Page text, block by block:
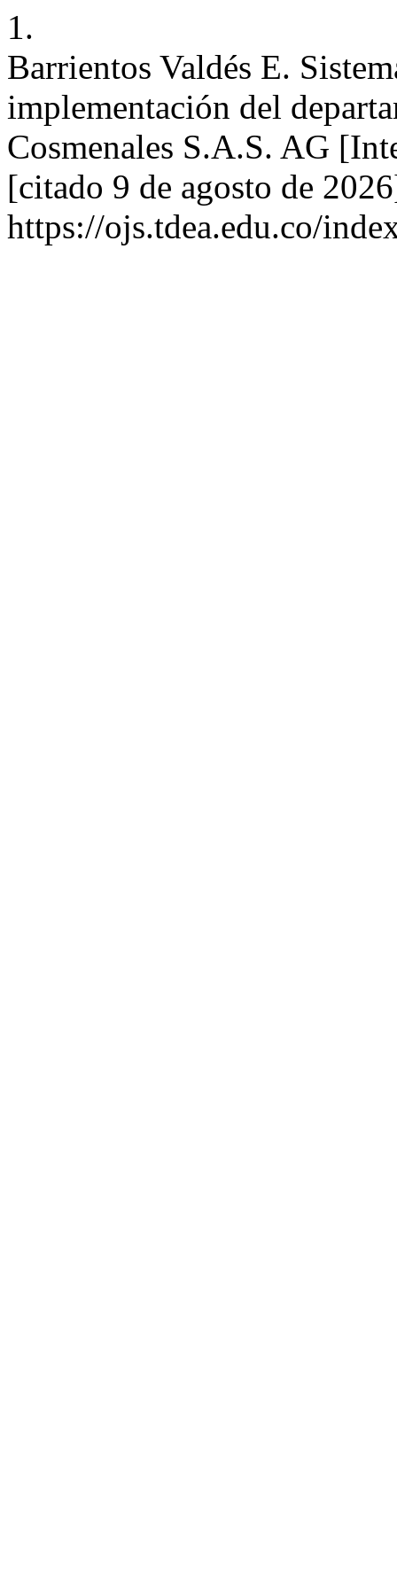
1.
Barrientos Valdés E.
implementación del
Cosmenales S.A.S. AG
[citado 9 de agosto de
https://ojs.tdea.edu.co/